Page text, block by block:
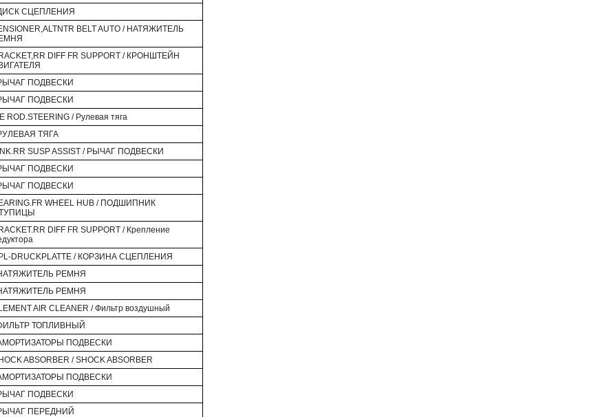
СЦЕПЛЕНИЯ
BELT AUTO / НАТЯЖИТЕЛЬ
DIFF FR SUPPORT / КРОНШТЕЙН
ПОДВЕСКИ
ПОДВЕСКИ
ROD.STEERING / Рулевая тяга
ТЯГА
SUSP ASSIST / РЫЧАГ ПОДВЕСКИ
ПОДВЕСКИ
ПОДВЕСКИ
WHEEL HUB / ПОДШИПНИК
DIFF FR SUPPORT / Крепление
DRUCKPLATTE / КОРЗИНА СЦЕПЛЕНИЯ
РЕМНЯ
РЕМНЯ
AIR CLEANER / Фильтр воздушный
ТОПЛИВНЫЙ
ПОДВЕСКИ
ABSORBER / SHOCK ABSORBER
ПОДВЕСКИ
ПОДВЕСКИ
ПЕРЕДНИЙ